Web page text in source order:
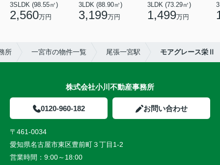
3SLDK (98.55㎡)
2,560万円
3LDK (88.90㎡)
3,199万円
3LDK (73.29㎡)
1,499万円
所 一宮市の物件一覧 尾張一宮駅 モアグレース栄Ⅱ
株式会社小川不動産事務所
0120-960-182 お問い合わせ
〒461-0034
愛知県名古屋市東区豊前町３丁目1-2
営業時間： 9:00～18:00